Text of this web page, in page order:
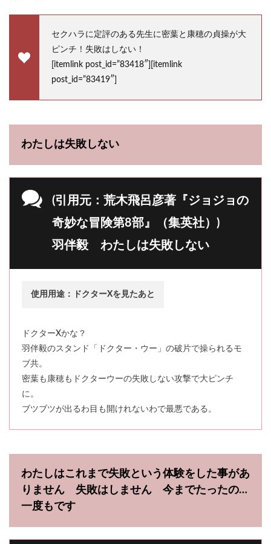
セクハラに定評のある先生に密葉と康穂の貞操が大
ピンチ！失敗はしない！
[itemlink post_id=”83418″][itemlink
post_id=”83419″]
わたしは失敗しない
(引用元：荒木飛呂彦著『ジョジョの
奇妙な冒険第8部』（集英社）)
羽伴毅 わたしは失敗しない
使用用途：ドクターXを見たあと
ドクターXかな？
羽伴毅のスタンド「ドクター・ウー」の破片で操られるモ
ブ共。
密葉も康穂もドクターウーの失敗しない攻撃で大ピンチ
に。
ブツブツが出るわ目も開けれないわで最悪である。
わたしはこれまで失敗という体験をした事があ
りません 失敗はしません 今までたったの…
一度もです